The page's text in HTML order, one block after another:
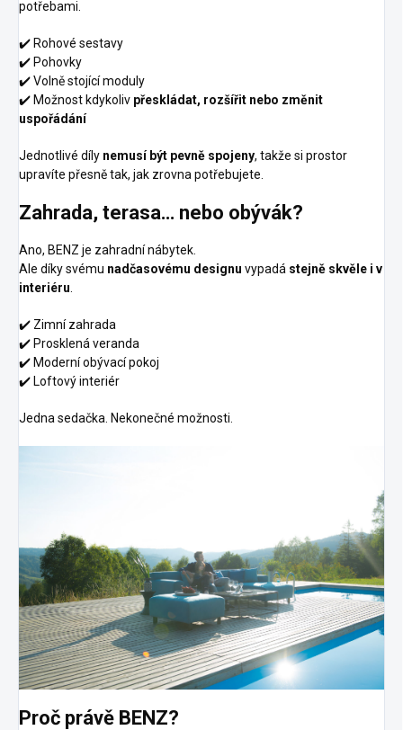
potřebami.
✔️ Rohové sestavy
✔️ Pohovky
✔️ Volně stojící moduly
✔️ Možnost kdykoliv přeskládat, rozšířit nebo změnit
uspořádání
Jednotlivé díly nemusí být pevně spojeny, takže si prostor
upravíte přesně tak, jak zrovna potřebujete.
Zahrada, terasa… nebo obývák?
Ano, BENZ je zahradní nábytek.
Ale díky svému nadčasovému designu vypadá stejně skvěle i v
interiéru
✔️ Zimní zahrada
✔️ Prosklená veranda
✔️ Moderní obývací pokoj
✔️ Loftový interiér
Jedna sedačka. Nekonečné možnosti.
Proč právě BENZ?